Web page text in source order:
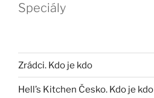
Speciály
Zrádci. Kdo je kdo
Hell’s Kitchen Česko. Kdo je kdo